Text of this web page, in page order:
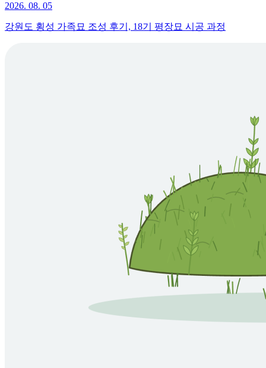
2026. 08. 05
강원도 횡성 가족묘 조성 후기, 18기 평장묘 시공 과정